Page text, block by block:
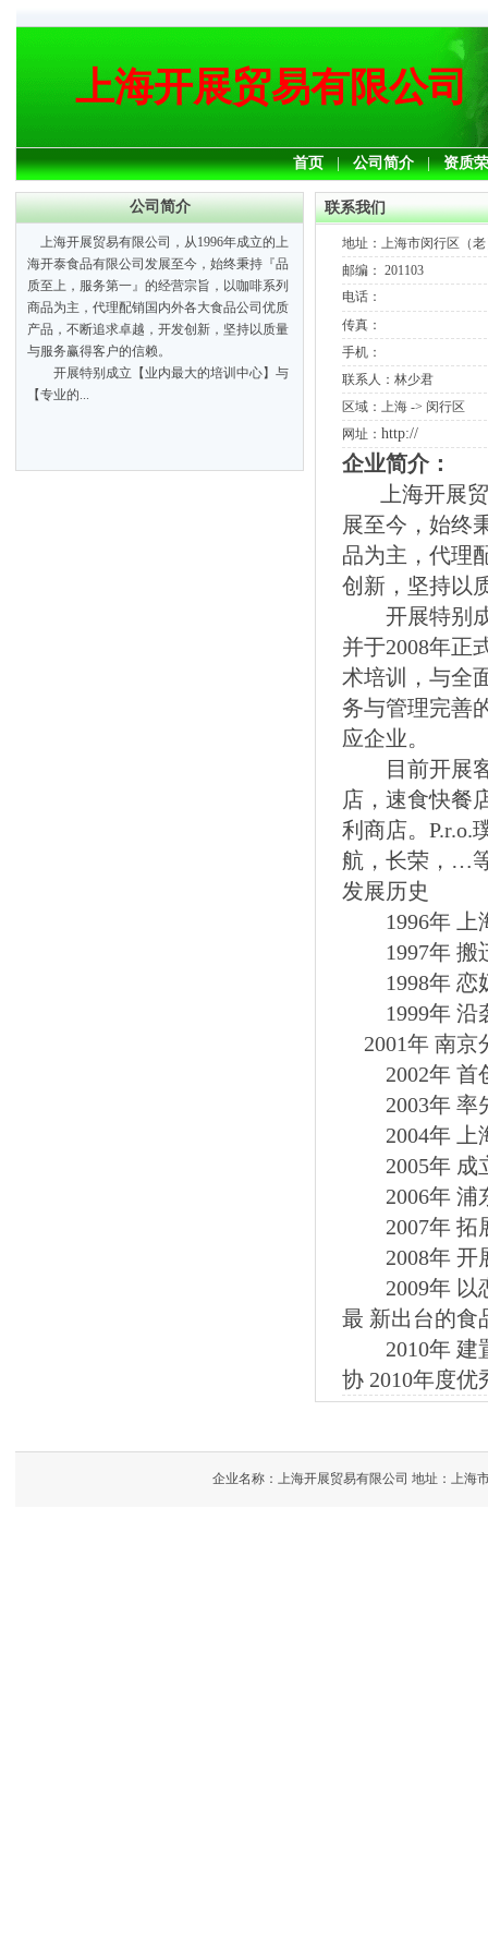
上海开展贸易有限公司
首页|公司简介|资质
公司简介
上海开展贸易有限公司，从1996年成立的上
海开泰食品有限公司发展至今，始终秉持『品
质至上，服务第一』的经营宗旨，以咖啡系列
商品为主，代理配销国内外各大食品公司优质
产品，不断追求卓越，开发创新，坚持以质量
与服务赢得客户的信赖。
开展特别成立【业内最大的培训中心】与
【专业的...
联系我们
地址： 上海市闵行区（
邮编： 201103
电话：
传真：
手机：
联系人： 林少君
区域： 上海 -> 闵行区
网址： http://
企业简介：
上海开展贸
展至今，始终
品为主，代理
创新，坚持以
开展特别成
并于2008年正
术培训，与全
务与管理完善
应企业。
目前开展客
店，速食快餐
利商店。P.r.o.
航，长荣，…
发展历史
1996年 上海
1997年 搬迁
1998年 恋奶
1999年 沿袭
2001年 南京
2002年 首创
2003年 率先
2004年 上海
2005年 成
2006年 浦
2007年 拓展
2008年 开展
2009年 以恋
最 新出台的食
2010年 建置
协 2010年度优
企业名称：上海开展贸易有限公司 地址：上海